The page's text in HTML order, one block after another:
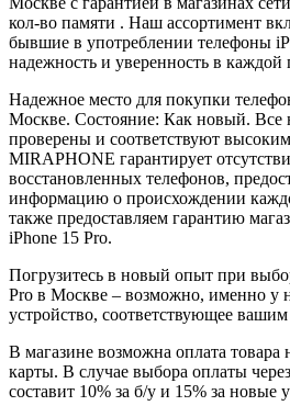
кол-во памяти . Наш ассортимент
бывшие в употреблении телефоны
надежность и уверенность в каждой
Надежное место для покупки
Москве. Состояние: Как новый. Все
проверены и соответствуют высоким
MIRAPHONE гарантирует
восстановленных телефонов,
информацию о происхождении
также предоставляем гарантию
iPhone 15 Pro.
Погрузитесь в новый опыт при
Pro в Москве – возможно, именно у
устройство, соответствующее
В магазине возможна оплата
карты. В случае выбора оплаты
составит 10% за б/у и 15% за новые